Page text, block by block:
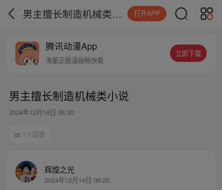
男主擅长制造机械类小说 打开APP
腾讯动漫App
海量正版漫画畅快看
立即下载
男主擅长制造机械类小说
2024年12月14日 06:20
1个回答
辉煌之光
2024年12月14日 06:20